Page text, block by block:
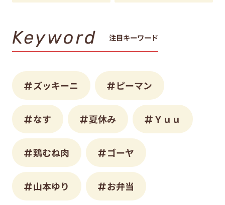
Keyword 注目キーワード
ズッキーニ ピーマン
なす 夏休み Ｙｕｕ
鶏むね肉 ゴーヤ
山本ゆり お弁当